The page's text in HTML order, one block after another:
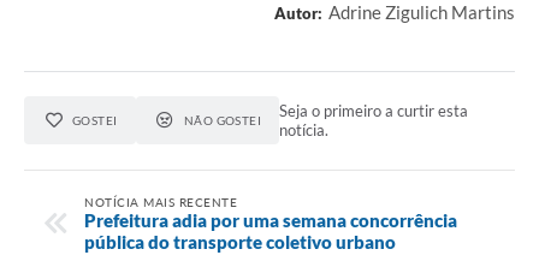
Autor: Adrine Zigulich Martins
GOSTEI NÃO GOSTEI
Seja o primeiro a curtir esta
notícia.
NOTÍCIA MAIS RECENTE
Prefeitura adia por uma semana concorrência
pública do transporte coletivo urbano